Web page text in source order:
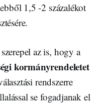
1,5 -2 százalékot
az is, hogy a
kormányrendeletet
rendszerre
se fogadjanak el